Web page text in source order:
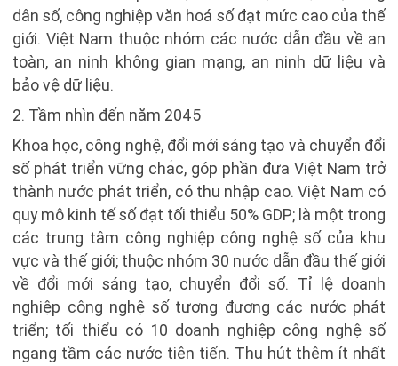
dân số, công nghiệp văn hoá số đạt mức cao của thế
giới. Việt Nam thuộc nhóm các nước dẫn đầu về an
toàn, an ninh không gian mạng, an ninh dữ liệu và
bảo vệ dữ liệu.
2. Tầm nhìn đến năm 2045
Khoa học, công nghệ, đổi mới sáng tạo và chuyển đổi
số phát triển vững chắc, góp phần đưa Việt Nam trở
thành nước phát triển, có thu nhập cao. Việt Nam có
quy mô kinh tế số đạt tối thiểu 50% GDP; là một trong
các trung tâm công nghiệp công nghệ số của khu
vực và thế giới; thuộc nhóm 30 nước dẫn đầu thế giới
về đổi mới sáng tạo, chuyển đổi số. Tỉ lệ doanh
nghiệp công nghệ số tương đương các nước phát
triển; tối thiểu có 10 doanh nghiệp công nghệ số
ngang tầm các nước tiên tiến. Thu hút thêm ít nhất